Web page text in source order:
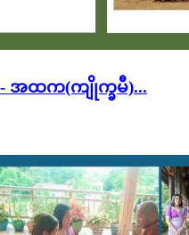
- အထက(ကျိုက္ခမီ)...